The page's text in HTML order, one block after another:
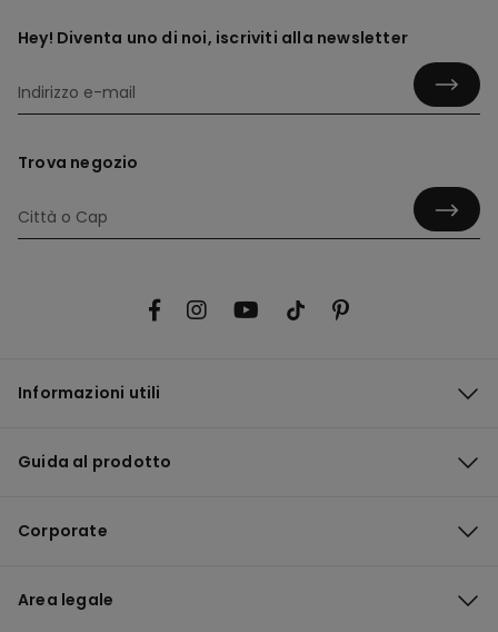
Hey! Diventa uno di noi, iscriviti alla newsletter
Trova negozio
Informazioni utili
Guida al prodotto
Corporate
Area legale